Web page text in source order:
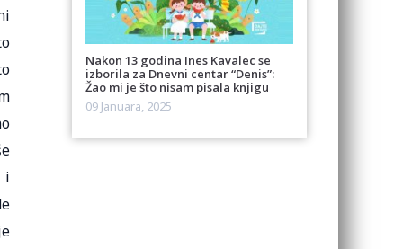
i
Nakon 13 godina Ines Kavalec se
izborila za Dnevni centar “Denis”:
Žao mi je što nisam pisala knjigu
09 Januara, 2025